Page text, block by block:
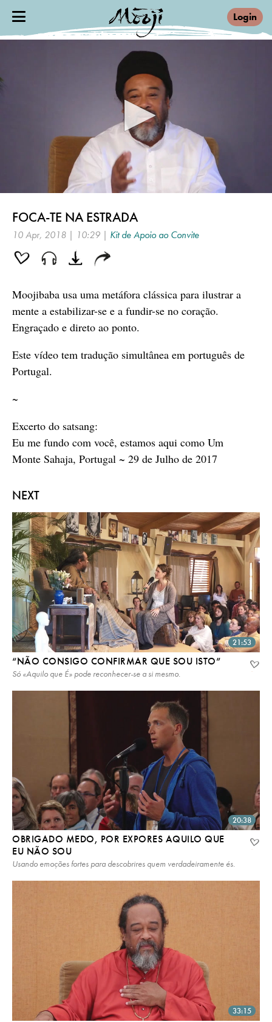
Login
minutes,
seconds
NEXT
21:53
“NÃO CONSIGO CONFIRMAR QUE SOU ISTO”
Só «Aquilo que É» pode reconhecer-se a si mesmo.
20:38
OBRIGADO MEDO, POR EXPORES AQUILO QUE
EU NÃO SOU
Usando emoções fortes para descobrires quem verdadeiramente és.
33:15
FOCA-TE NA ESTRADA
10 Apr, 2018 | 10:29 | Kit de Apoio ao Convite
Moojibaba usa uma metáfora clássica para ilustrar a
mente a estabilizar-se e a fundir-se no coração.
Engraçado e direto ao ponto.
Este vídeo tem tradução simultânea em português de
Portugal.
~
Excerto do satsang:
Eu me fundo com você, estamos aqui como Um
Monte Sahaja, Portugal ~ 29 de Julho de 2017